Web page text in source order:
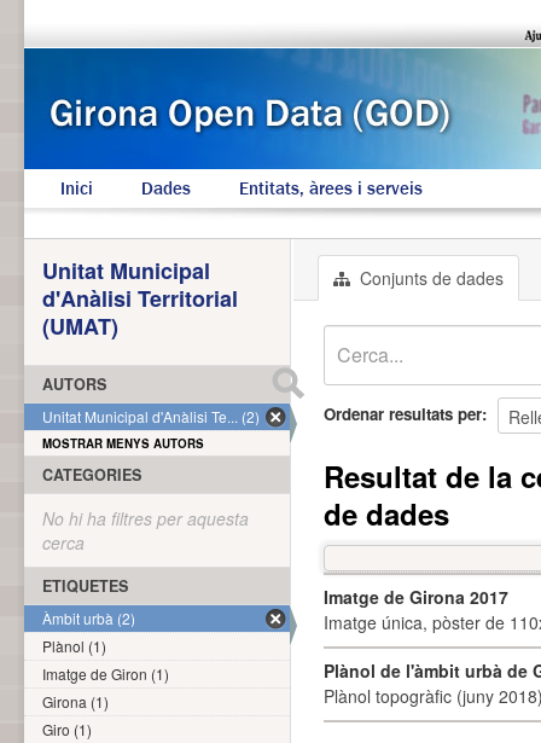
Inici Dades Entitats, àrees i serveis
Conjunts de dades
Ordenar resultats per
Resultat de la
de dades
Imatge de Girona 2017
Imatge única, pòster de
Plànol de l'àmbit urbà de
Plànol topogràfic (juny
Unitat Municipal
d'Anàlisi Territorial
(UMAT)
AUTORS
Unitat Municipal d'Anàlisi Te... (2)
MOSTRAR MENYS AUTORS
CATEGORIES
No hi ha filtres per aquesta
cerca
ETIQUETES
Àmbit urbà (2)
Plànol (1)
Imatge de Giron (1)
Girona (1)
Giro (1)